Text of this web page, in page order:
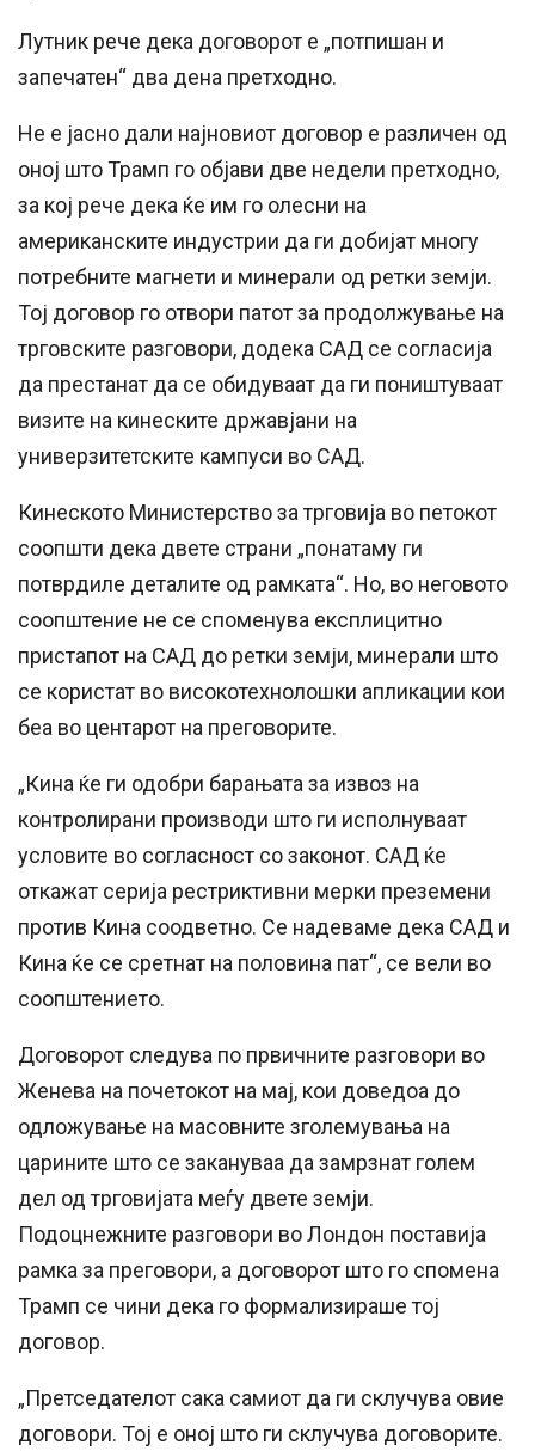
Лутник рече дека договорот е „потпишан и
запечатен“ два дена претходно.
Не е јасно дали најновиот договор е различен од
оној што Трамп го објави две недели претходно,
за кој рече дека ќе им го олесни на
американските индустрии да ги добијат многу
потребните магнети и минерали од ретки земји.
Тој договор го отвори патот за продолжување на
трговските разговори, додека САД се согласија
да престанат да се обидуваат да ги поништуваат
визите на кинеските државјани на
универзитетските кампуси во САД.
Кинеското Министерство за трговија во петокот
соопшти дека двете страни „понатаму ги
потврдиле деталите од рамката“. Но, во неговото
соопштение не се споменува експлицитно
пристапот на САД до ретки земји, минерали што
се користат во високотехнолошки апликации кои
беа во центарот на преговорите.
„Кина ќе ги одобри барањата за извоз на
контролирани производи што ги исполнуваат
условите во согласност со законот. САД ќе
откажат серија рестриктивни мерки преземени
против Кина соодветно. Се надеваме дека САД и
Кина ќе се сретнат на половина пат“, се вели во
соопштението.
Договорот следува по првичните разговори во
Женева на почетокот на мај, кои доведоа до
одложување на масовните зголемувања на
царините што се закануваа да замрзнат голем
дел од трговијата меѓу двете земји.
Подоцнежните разговори во Лондон поставија
рамка за преговори, а договорот што го спомена
Трамп се чини дека го формализираше тој
договор.
„Претседателот сака самиот да ги склучува овие
договори. Тој е оној што ги склучува договорите.